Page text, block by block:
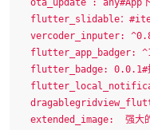
ota_update : any#App
flutter_slidable：
vercoder_inputer:
flutter_app_badger:
flutter_badge: 0.0.1#
extended_image:  强大的